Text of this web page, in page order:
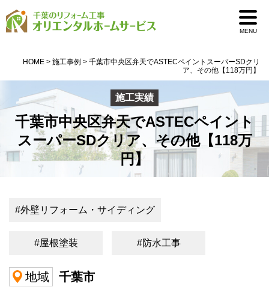
MENU
HOME > 施工事例 > 千葉市中央区弁天でASTECペイントスーパーSDクリ
ア、その他【118万円】
施工実績
千葉市中央区弁天でASTECペイント
スーパーSDクリア、その他【118万
円】
#外壁リフォーム・サイディング
#屋根塗装 #防水工事
地域 千葉市